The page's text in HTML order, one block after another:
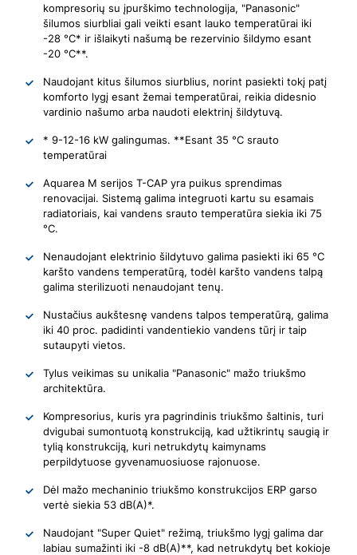
kompresorių su įpurškimo technologija, "Panasonic"
šilumos siurbliai gali veikti esant lauko temperatūrai iki
-28 °C* ir išlaikyti našumą be rezervinio šildymo esant
-20 °C**.
Naudojant kitus šilumos siurblius, norint pasiekti tokį patį
komforto lygį esant žemai temperatūrai, reikia didesnio
vardinio našumo arba naudoti elektrinį šildytuvą.
* 9-12-16 kW galingumas. **Esant 35 °C srauto
temperatūrai
Aquarea M serijos T-CAP yra puikus sprendimas
renovacijai. Sistemą galima integruoti kartu su esamais
radiatoriais, kai vandens srauto temperatūra siekia iki 75
°C.
Nenaudojant elektrinio šildytuvo galima pasiekti iki 65 °C
karšto vandens temperatūrą, todėl karšto vandens talpą
galima sterilizuoti nenaudojant tenų.
Nustačius aukštesnę vandens talpos temperatūrą, galima
iki 40 proc. padidinti vandentiekio vandens tūrį ir taip
sutaupyti vietos.
Tylus veikimas su unikalia "Panasonic" mažo triukšmo
architektūra.
Kompresorius, kuris yra pagrindinis triukšmo šaltinis, turi
dvigubai sumontuotą konstrukciją, kad užtikrintų saugią ir
tylią konstrukciją, kuri netrukdytų kaimynams
perpildytuose gyvenamuosiuose rajonuose.
Dėl mažo mechaninio triukšmo konstrukcijos ERP garso
vertė siekia 53 dB(A)*.
Naudojant "Super Quiet" režimą, triukšmo lygį galima dar
labiau sumažinti iki -8 dB(A)**, kad netrukdytų bet kokioje